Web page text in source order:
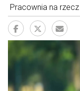
Pracownia na